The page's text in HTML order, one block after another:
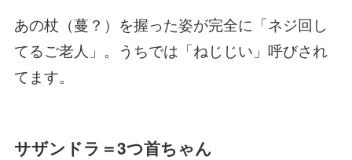
あの杖（蔓？）を握った姿が完全に「ネジ回し
てるご老人」。うちでは「ねじじい」呼びされ
てます。
サザンドラ＝3つ首ちゃん